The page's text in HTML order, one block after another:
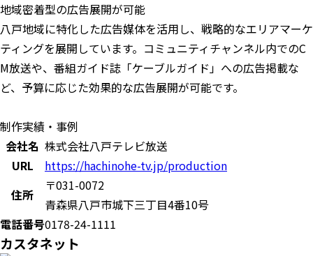
地域密着型の広告展開が可能
八戸地域に特化した広告媒体を活用し、戦略的なエリアマーケ
ティングを展開しています。コミュニティチャンネル内でのC
M放送や、番組ガイド誌「ケーブルガイド」への広告掲載な
ど、予算に応じた効果的な広告展開が可能です。
制作実績・事例
会社名 株式会社八戸テレビ放送
URL
https://hachinohe-tv.jp/production
住所
〒031-0072
青森県八戸市城下三丁目4番10号
電話番号0178-24-1111
カスタネット